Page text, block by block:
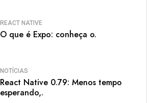
REACT NATIVE
O que é Expo: conheça o.
NOTÍCIAS
React Native 0.79: Menos tempo
esperando,.